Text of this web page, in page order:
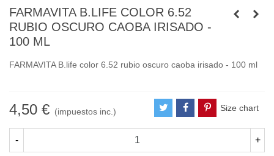
FARMAVITA B.LIFE COLOR 6.52
RUBIO OSCURO CAOBA IRISADO -
100 ML
FARMAVITA B.life color 6.52 rubio oscuro caoba irisado - 100 ml
4,50 € (impuestos inc.) Size chart
- +